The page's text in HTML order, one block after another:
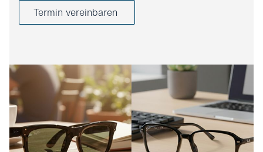
Termin vereinbaren